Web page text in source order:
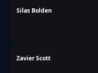
Silas Bolden
Zavier Scott